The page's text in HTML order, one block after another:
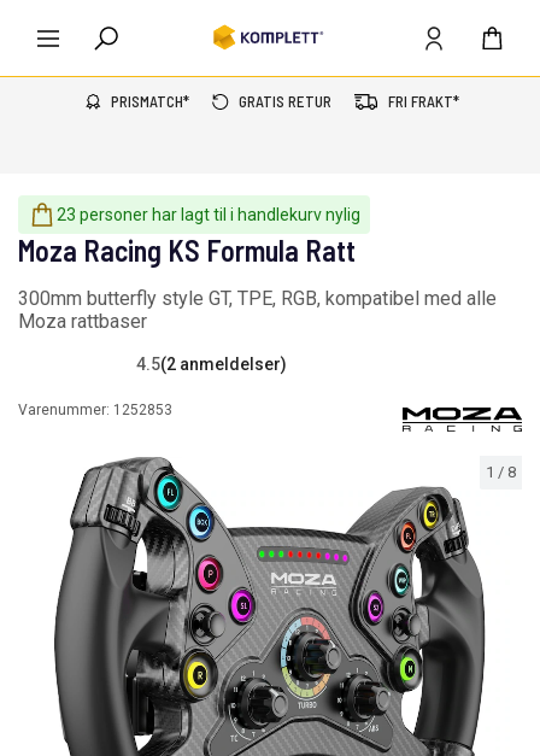
PRISMATCH* GRATIS RETUR FRI FRAKT*
23 personer har lagt til i handlekurv nylig
1 / 8
Moza Racing KS Formula Ratt
300mm butterfly style GT, TPE, RGB, kompatibel med alle
Moza rattbaser
4.5(2 anmeldelser)
Varenummer: 1252853